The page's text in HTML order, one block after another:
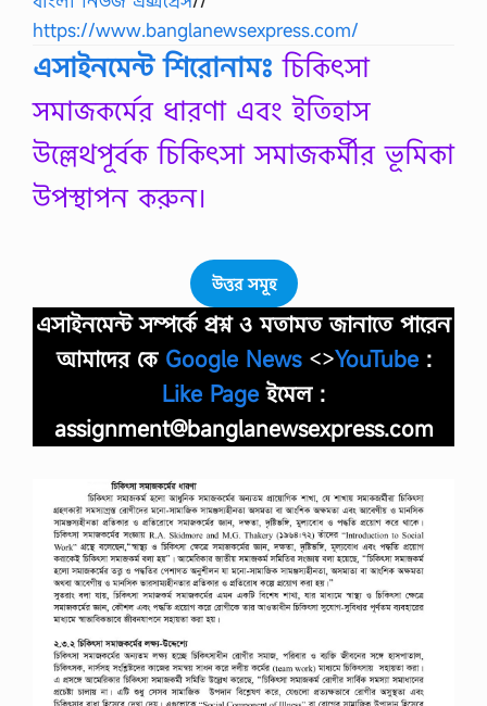
https://www.banglanewsexpress.com/
এসাইনমেন্ট শিরোনামঃ চিকিৎসা
সমাজকর্মের ধারণা এবং ইতিহাস
উল্লেথপূর্বক চিকিৎসা সমাজকর্মীর ভূমিকা
উপস্থাপন করুন।
উত্তর সমূহ
এসাইনমেন্ট সম্পর্কে প্রশ্ন ও মতামত জানাতে পারেন
আমাদের কে Google News<>YouTube :
Like Page ইমেল :
assignment@banglanewsexpress.com